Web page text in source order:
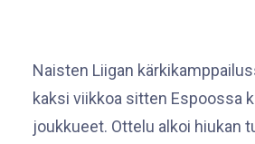
Naisten Liigan
kaksi viikkoa sitten Espoossa
joukkueet. Ottelu alkoi hiukan